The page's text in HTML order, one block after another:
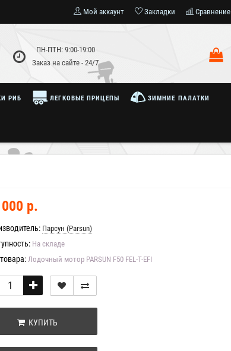
Мой аккаунт Закладки Сравнение
ПН-ПТН: 9:00-19:00
Заказ на сайте - 24/7
РИБ ЛЕГКОВЫЕ ПРИЦЕПЫ ЗИМНИЕ ПАЛАТКИ
р.
Парсун (Parsun)
На складе
Лодочный мотор PARSUN F50 FEL-T-EFI
КУПИТЬ